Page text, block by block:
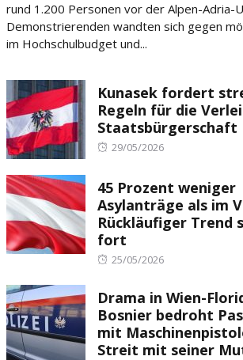
rund 1.200 Personen vor der Alpen-Adria-
Demonstrierenden wandten sich gegen
im Hochschulbudget und...
Kunasek fordert
Regeln für die
Staatsbürgerschaft
Posted
29/05/2026
45 Prozent weniger
Asylanträge als im
Rückläufiger Trend
fort
Posted
25/05/2026
Drama in Wien-
Bosnier bedroht
mit
Streit mit seiner